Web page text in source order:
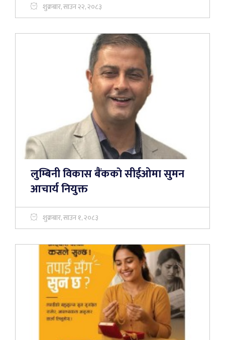
शुक्रबार, साउन २२, २०८३
लुम्बिनी विकास बैंककाे सीईओमा सुमन
आचार्य नियुक्त
शुक्रबार, साउन १, २०८३